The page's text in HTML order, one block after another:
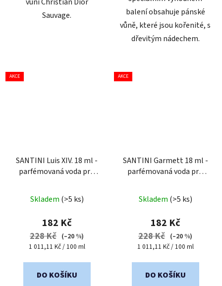
vůní Christian Dior
Sauvage.
balení obsahuje pánské
vůně, které jsou kořenité, s
dřevitým nádechem.
AKCE
SANTINI Luis XIV. 18 ml -
parfémovaná voda pro
balení
hodnocení
produktu
je
5,0
5
Skladem (>5 ks)
182 Kč
228 Kč (–20 %)
Měrná
1 011,11 Kč / 100 ml
DO KOŠÍKU
AKCE
SANTINI Garmett 18 ml -
parfémovaná voda pro
balení
Skladem (>5 ks)
182 Kč
228 Kč (–20 %)
Měrná
1 011,11 Kč / 100 ml
DO KOŠÍKU